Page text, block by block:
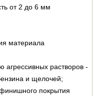
от 2 до 6 мм
материала
агрессивных растворов -
и щелочей;
покрытия